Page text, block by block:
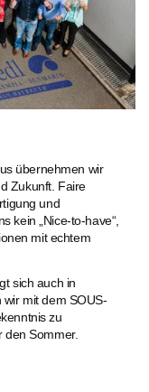
übernehmen wir
Zukunft. Faire
und
kein „Nice-to-have“,
mit echtem
sich auch in
mit dem SOUS-
zu
den Sommer.